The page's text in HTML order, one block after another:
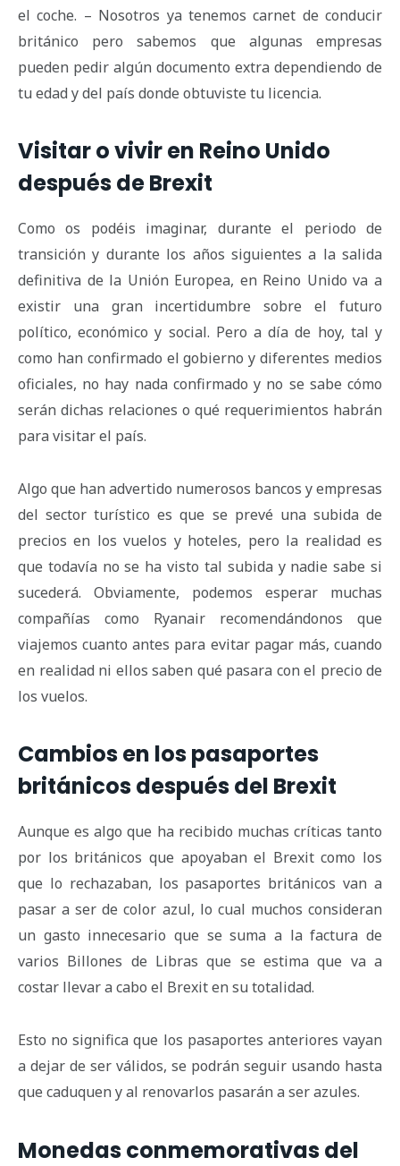
el coche. – Nosotros ya tenemos carnet de conducir
británico pero sabemos que algunas empresas
pueden pedir algún documento extra dependiendo de
tu edad y del país donde obtuviste tu licencia.
Visitar o vivir en Reino Unido
después de Brexit
Como os podéis imaginar, durante el periodo de
transición y durante los años siguientes a la salida
definitiva de la Unión Europea, en Reino Unido va a
existir una gran incertidumbre sobre el futuro
político, económico y social. Pero a día de hoy, tal y
como han confirmado el gobierno y diferentes medios
oficiales, no hay nada confirmado y no se sabe cómo
serán dichas relaciones o qué requerimientos habrán
para visitar el país.
Algo que han advertido numerosos bancos y empresas
del sector turístico es que se prevé una subida de
precios en los vuelos y hoteles, pero la realidad es
que todavía no se ha visto tal subida y nadie sabe si
sucederá. Obviamente, podemos esperar muchas
compañías como Ryanair recomendándonos que
viajemos cuanto antes para evitar pagar más, cuando
en realidad ni ellos saben qué pasara con el precio de
los vuelos.
Cambios en los pasaportes
británicos después del Brexit
Aunque es algo que ha recibido muchas críticas tanto
por los británicos que apoyaban el Brexit como los
que lo rechazaban, los pasaportes británicos van a
pasar a ser de color azul, lo cual muchos consideran
un gasto innecesario que se suma a la factura de
varios Billones de Libras que se estima que va a
costar llevar a cabo el Brexit en su totalidad.
Esto no significa que los pasaportes anteriores vayan
a dejar de ser válidos, se podrán seguir usando hasta
que caduquen y al renovarlos pasarán a ser azules.
Monedas conmemorativas del